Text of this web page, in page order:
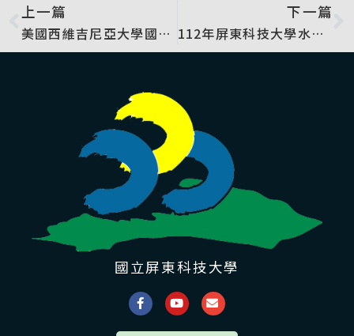
上一篇
美國西維吉尼亞大學國際關係副校長蒞校參訪
下一篇
112年屏東科技大學水土保持戶外教室-水土保持月宣導暨親子健走活動
國立屏東科技大學